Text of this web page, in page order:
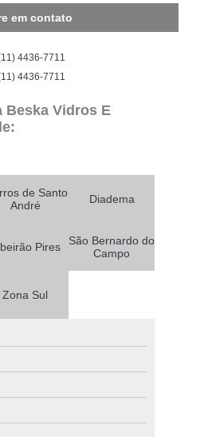
em contato
4436-7711
4436-7711
Beska Vidros E
de Santo
André
Diadema
Pires
São Bernardo do
Campo
Zona Sul